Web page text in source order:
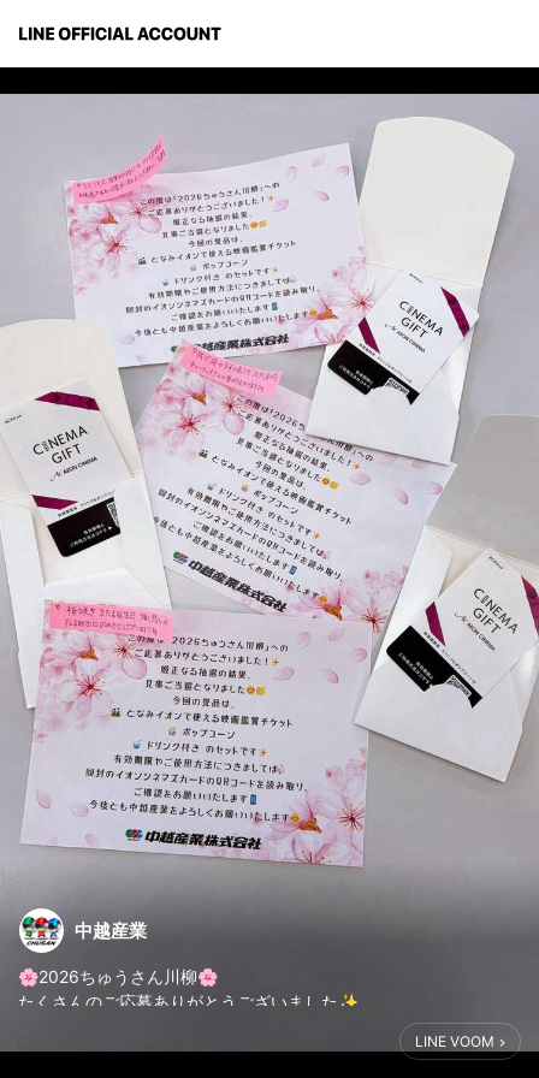
中越産業
🌸2026ちゅうさん川柳🌸
たくさんのご応募ありがとうございました✨
当選者の皆さまへ、
LINE VOOM